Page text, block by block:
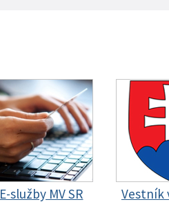
E-služby MV SR Vestník